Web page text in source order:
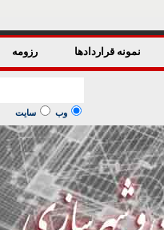
نمونه قراردادها رزومه
وب سایت